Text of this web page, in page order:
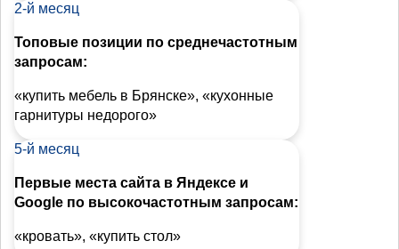
2-й месяц
Топовые позиции по среднечастотным
запросам:
«купить мебель в Брянске», «кухонные
гарнитуры недорого»
5-й месяц
Первые места сайта в Яндексе и
Google по высокочастотным запросам:
«кровать», «купить стол»